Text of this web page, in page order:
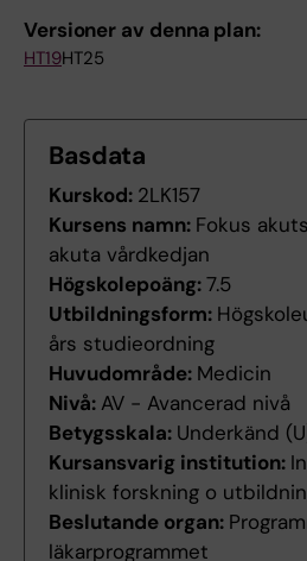
Versioner av denna plan:
HT19HT25
Basdata
Kurskod: 2LK157
Kursens namn: Fokus
akuta vårdkedjan
Högskolepoäng:7.5
Utbildningsform:
års studieordning
Huvudområde: Medicin
Nivå: AV - Avancerad nivå
Betygsskala: Underkänd
Kursansvarig institution:
klinisk forskning o
Beslutande organ:
läkarprogrammet